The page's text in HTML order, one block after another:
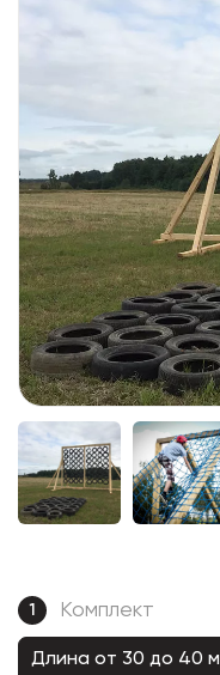
1 Комплект
Длина от 30 до 40 м